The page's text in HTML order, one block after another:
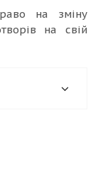
на зміну
на свій